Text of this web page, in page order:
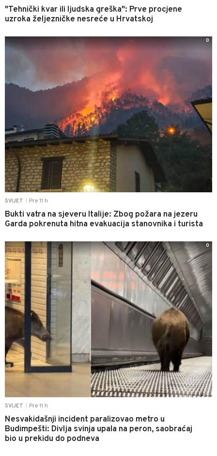
"Tehnički kvar ili ljudska greška": Prve procjene
uzroka željezničke nesreće u Hrvatskoj
SVIJET Pre 11 h
Bukti vatra na sjeveru Italije: Zbog požara na jezeru
Garda pokrenuta hitna evakuacija stanovnika i turista
0
SVIJET Pre 11 h
Nesvakidašnji incident paralizovao metro u
Budimpešti: Divlja svinja upala na peron, saobraćaj
bio u prekidu do podneva
0